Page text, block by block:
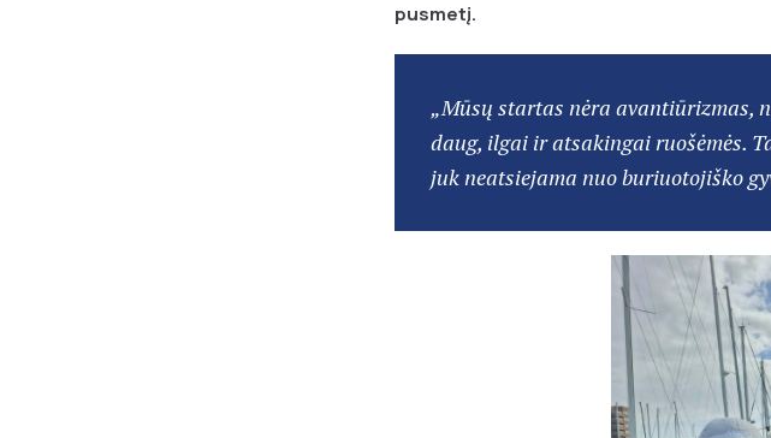
pusmetį.
„Mūsų startas nėra avantiūrizmas,
daug, ilgai ir atsakingai ruošėmės.
juk neatsiejama nuo buriuotojiško